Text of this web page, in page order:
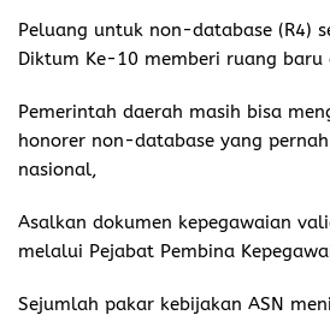
Peluang untuk non-database (R4)
Diktum Ke-10 memberi ruang baru
Pemerintah daerah masih bisa
honorer non-database yang
nasional,
Asalkan dokumen kepegawaian
melalui Pejabat Pembina
Sejumlah pakar kebijakan ASN